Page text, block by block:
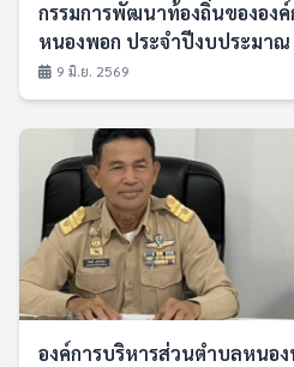
กรรมการพัฒนาท้องถิ่นขององ
หนองพอก ประจำปีงบประมาณ
9 มิ.ย. 2569
องค์การบริหารส่วนตำบลหนอ